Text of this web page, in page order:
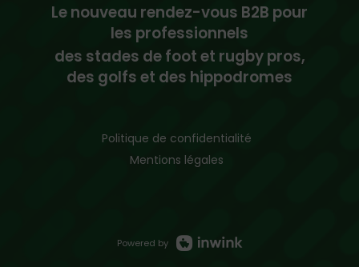
Le nouveau rendez-vous B2B pour
les professionnels
des stades de foot et rugby pros,
des golfs et des hippodromes
Politique de confidentialité
Mentions légales
Powered by